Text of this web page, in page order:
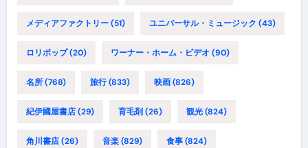
メディアファクトリー(51) ユニバーサル・ミュージック (43)
ロリポップ(20) ワーナー・ホーム・ビデオ (90)
名所(768) 旅行(833) 映画(826)
紀伊國屋書店(29) 育毛剤 (26) 観光(824)
角川書店(26) 音楽(829) 食事(824)